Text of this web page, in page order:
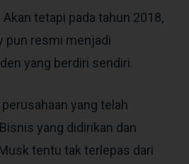
tetapi pada tahun 2018,
pun resmi menjadi
yang berdiri sendiri.
yang telah
yang didirikan dan
tentu tak terlepas dari